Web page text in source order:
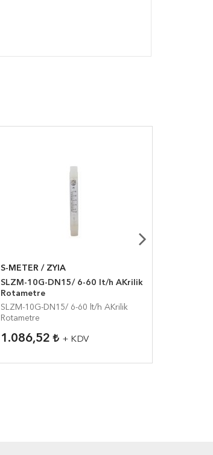
S-METER / ZYIA
SLZM-10G-DN15/ 6-60 lt/h AKrilik
Rotametre
SLZM-10G-DN15/ 6-60 lt/h AKrilik
Rotametre
1.086,52 + KDV